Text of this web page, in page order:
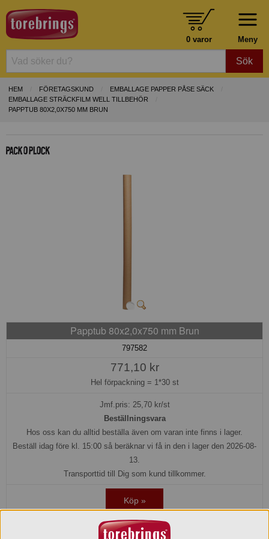
Meny
0 varor
Sök
HEM FÖRETAGSKUND
EMBALLAGE PAPPER PÅSE SÄCK
EMBALLAGE STRÄCKFILM WELL TILLBEHÖR
PAPPTUB 80X2,0X750 MM BRUN
Papptub 80x2,0x750 mm Brun
797582
771,10 kr
Hel förpackning = 1*30 st
Jmf.pris: 25,70kr/st
Beställningsvara
Hos oss kan du alltid beställa även om varan inte finns i lager.
Beställ idag före kl. 15:00 så beräknar vi få in den i lager den 2026-08-
13.
Transporttid till Dig som kund tillkommer.
Köp »